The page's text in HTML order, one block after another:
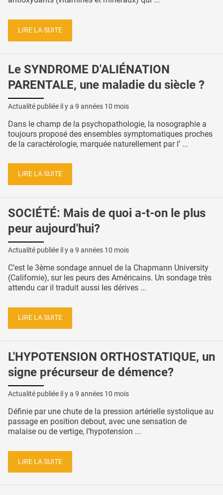
LIRE LA SUITE
Le SYNDROME D'ALIÉNATION
PARENTALE, une maladie du siècle ?
Actualité publiée il y a 9 années 10 mois
Dans le champ de la psychopathologie, la nosographie a
toujours proposé des ensembles symptomatiques proches
de la caractérologie, marquée naturellement par l’ ...
LIRE LA SUITE
SOCIÉTÉ: Mais de quoi a-t-on le plus
peur aujourd'hui?
Actualité publiée il y a 9 années 10 mois
C’est le 3ème sondage annuel de la Chapmann University
(Californie), sur les peurs des Américains. Un sondage très
attendu car il traduit aussi les dérives ...
LIRE LA SUITE
L'HYPOTENSION ORTHOSTATIQUE, un
signe précurseur de démence?
Actualité publiée il y a 9 années 10 mois
Définie par une chute de la pression artérielle systolique au
passage en position debout, avec une sensation de
malaise ou de vertige, l’hypotension ...
LIRE LA SUITE